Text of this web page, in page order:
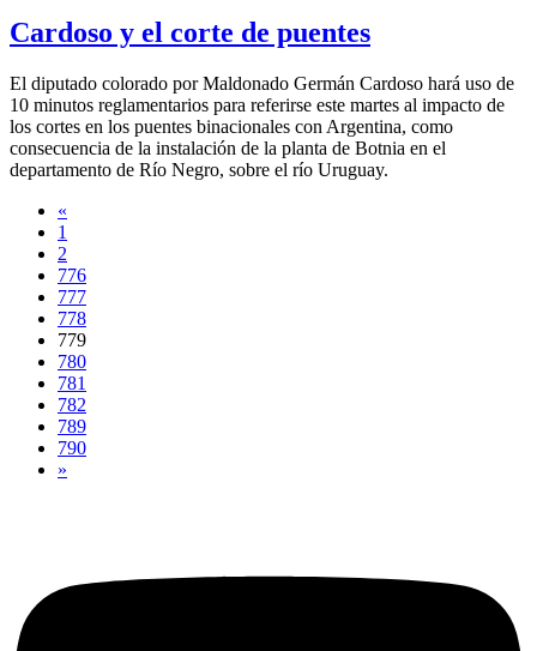
Cardoso y el corte de puentes
El diputado colorado por Maldonado Germán Cardoso hará uso de
10 minutos reglamentarios para referirse este martes al impacto de
los cortes en los puentes binacionales con Argentina, como
consecuencia de la instalación de la planta de Botnia en el
departamento de Río Negro, sobre el río Uruguay.
«
1
2
776
777
778
779
780
781
782
789
790
»